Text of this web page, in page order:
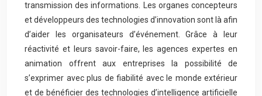
transmission des informations. Les organes concepteurs
et développeurs des technologies d’innovation sont là afin
d’aider les organisateurs d’événement. Grâce à leur
réactivité et leurs savoir-faire, les agences expertes en
animation offrent aux entreprises la possibilité de
s’exprimer avec plus de fiabilité avec le monde extérieur
et de bénéficier des technologies d’intelligence artificielle